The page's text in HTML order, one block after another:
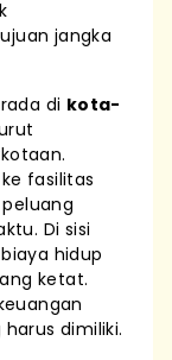
jangka
di kota-
fasilitas
Di sisi
hidup
ketat.
dimiliki.